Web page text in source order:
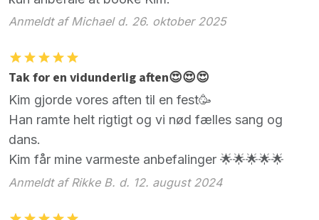
Anmeldt af Michael d. 26. oktober 2025
Tak for en vidunderlig aften😍😍😍
Kim gjorde vores aften til en fest🥳
Han ramte helt rigtigt og vi nød fælles sang og
dans.
Kim får mine varmeste anbefalinger 🌟🌟🌟🌟🌟
Anmeldt af Rikke B. d. 12. august 2024